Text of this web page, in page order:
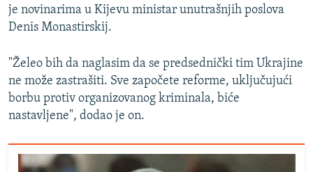
je novinarima u Kijevu ministar unutrašnjih poslova
Denis Monastirskij.
"Želeo bih da naglasim da se predsednički tim Ukrajine
ne može zastrašiti. Sve započete reforme, uključujući
borbu protiv organizovanog kriminala, biće
nastavljene", dodao je on.